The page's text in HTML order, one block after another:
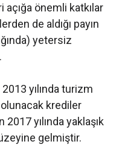
açığa önemli katkılar
de aldığı payın
yetersiz
yılında turizm
krediler
yılında yaklaşık
gelmiştir.